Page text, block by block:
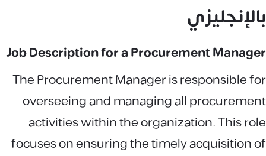
بالإنجليزي
Job Description for a Procurement Manager
The Procurement Manager is responsible for
overseeing and managing all procurement
activities within the organization. This role
focuses on ensuring the timely acquisition of